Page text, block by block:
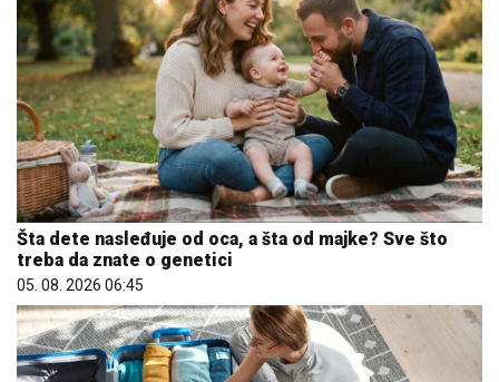
Šta dete nasleđuje od oca, a šta od majke? Sve što
treba da znate o genetici
05. 08. 2026 06:45